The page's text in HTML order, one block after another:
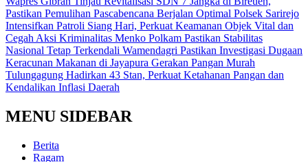
Pastikan Pemulihan Pascabencana Berjalan Optimal Polsek Sarirejo
Intensifkan Patroli Siang Hari, Perkuat Keamanan Objek Vital dan
Cegah Aksi Kriminalitas Menko Polkam Pastikan Stabilitas
Nasional Tetap Terkendali Wamendagri Pastikan Investigasi Dugaan
Keracunan Makanan di Jayapura Gerakan Pangan Murah
Tulungagung Hadirkan 43 Stan, Perkuat Ketahanan Pangan dan
Kendalikan Inflasi Daerah
MENU SIDEBAR
Berita
Ragam